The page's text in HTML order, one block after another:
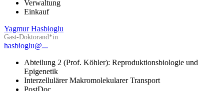
Verwaltung
Einkauf
Yagmur Hasbioglu
Gast-Doktorand*in
hasbioglu@...
Abteilung 2 (Prof. Köhler): Reproduktionsbiologie und
Epigenetik
Interzellulärer Makromolekularer Transport